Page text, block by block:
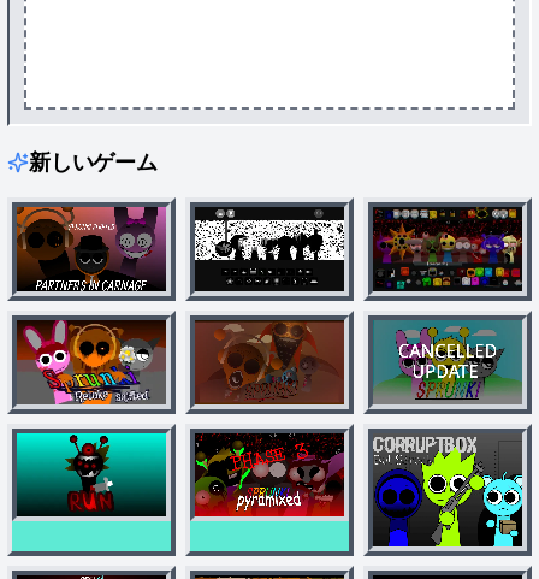
新しいゲーム